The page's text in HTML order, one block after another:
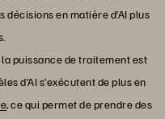
en matière d’AI plus
la puissance de traitement est
d’AI s’exécutent de plus en
, ce qui permet de prendre des